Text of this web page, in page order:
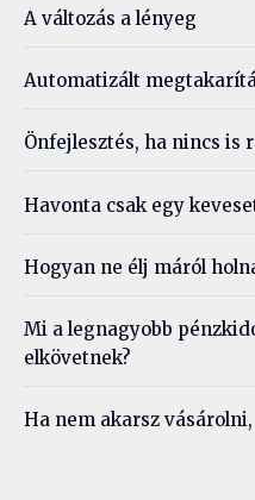
A változás a lényeg
Automatizált
Önfejlesztés, ha nincs is
Havonta csak egy
Hogyan ne élj máról
Mi a legnagyobb
elkövetnek?
Ha nem akarsz